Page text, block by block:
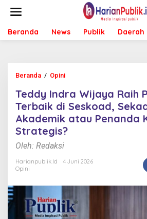
t
Beranda News Publik Daerah
Beranda / Opini
d
d
n
j
a
Teddy Indra Wijaya Raih
Terbaik di Seskoad,
Akademik atau Penanda
Strategis?
Oleh: Redaksi
Harianpublik.id
4 Juni 2026
Opini